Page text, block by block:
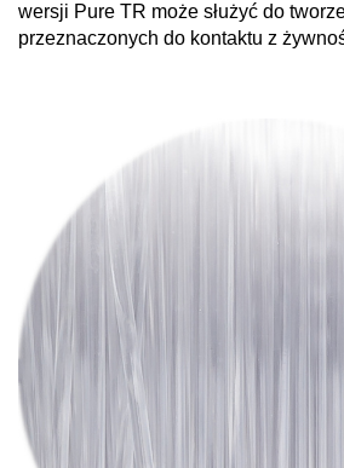
wersji Pure TR może służyć do
przeznaczonych do kontaktu z